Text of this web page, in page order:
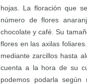
hojas. La floración que
número de flores
chocolate y café. Su
flores en las axilas
mediante zarcillos hasta
cuenta a la hora de su
podemos podarla según